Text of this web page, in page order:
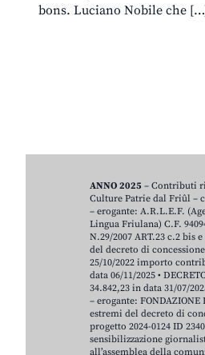
bons. Luciano Nobile che
ANNO 2025 – Contributi
Culture Patrie dal Friûl –
– erogante: A.R.L.E.F.
Lingua Friulana) C.F.
N.29/2007 ART.23 c.2 bis
del decreto di
25/10/2022 importo
data 06/11/2025 •
34.842,23 in data 31/07/
– erogante: FONDAZIONE
estremi del decreto di
progetto 2024-0124 ID
sensibilizzazione
all’assemblea della